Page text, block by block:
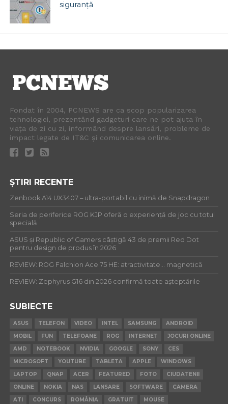
siguranță
Fondat în 2004, PCNEWS are ca scop popularizarea
tehnologiei, prezentând gadgeturi care ne pot ajuta în
viața de zi cu zi, informând despre lansări, probleme de
impact legate de IT&C și comunicarea online.
ȘTIRI RECENTE
Zenbook A14 UX3407 – ultra-portabil cu inimă de Snapdragon
Seria de periferice ROG KJP oferă o experiență de joc cu totul
specială
ASUS și Republic of Gamers câștigă 43 de premii Red Dot
pentru design de produs în 2026
REVIEW: ROG Falchion Ace 75 HE: atractivitate… magnetică
REVIEW: Zephyrus G16 din 2026 confirmă toate așteptările
SUBIECTE
ASUS TELEFON VIDEO INTEL SAMSUNG
ANDROID
MOBIL
FUN TELEFOANE ROG INTERNET
JOCURI ONLINE
AMD
NOTEBOOK NVIDIA GOOGLE SONY
CES
MICROSOFT
YOUTUBE TABLETA APPLE
WINDOWS
LAPTOP
QNAP ACER FEATURED FOTO
CIUDATENII
ONLINE
NOKIA NAS LANSARE SOFTWARE
CAMERA
ATI
CONCURS ROMÂNIA GRATUIT MOUSE